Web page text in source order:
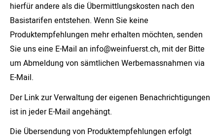
hierfür andere als die Übermittlungskosten nach den
Basistarifen entstehen. Wenn Sie keine
Produktempfehlungen mehr erhalten möchten, senden
Sie uns eine E-Mail an info@weinfuerst.ch, mit der Bitte
um Abmeldung von sämtlichen Werbemassnahmen via
E-Mail.
Der Link zur Verwaltung der eigenen Benachrichtigungen
ist in jeder E-Mail angehängt.
Die Übersendung von Produktempfehlungen erfolgt